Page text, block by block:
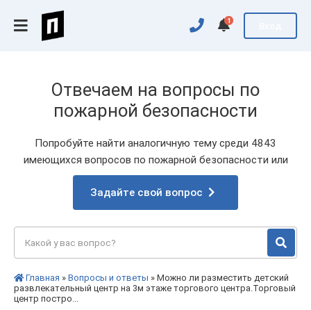
1
Отвечаем на вопросы по
пожарной безопасности
Попробуйте найти аналогичную тему среди 4843
имеющихся вопросов по пожарной безопасности или
Задайте свой вопрос
Главная » Вопросы и ответы » Можно ли разместить детский
развлекательный центр на 3м этаже торгового центра.Торговый
центр постро...